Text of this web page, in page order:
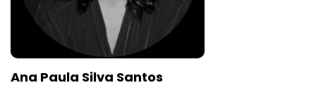
Ana Paula Silva Santos